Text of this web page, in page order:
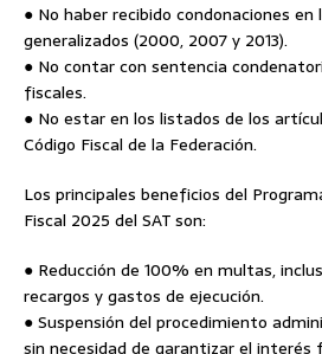
● No haber recibido condonaciones en
generalizados (2000, 2007 y 2013).
● No contar con sentencia
fiscales.
● No estar en los listados de los
Código Fiscal de la Federación.
Los principales beneficios del
Fiscal 2025 del SAT son:
● Reducción de 100% en multas,
recargos y gastos de ejecución.
● Suspensión del procedimiento
sin necesidad de garantizar el interés